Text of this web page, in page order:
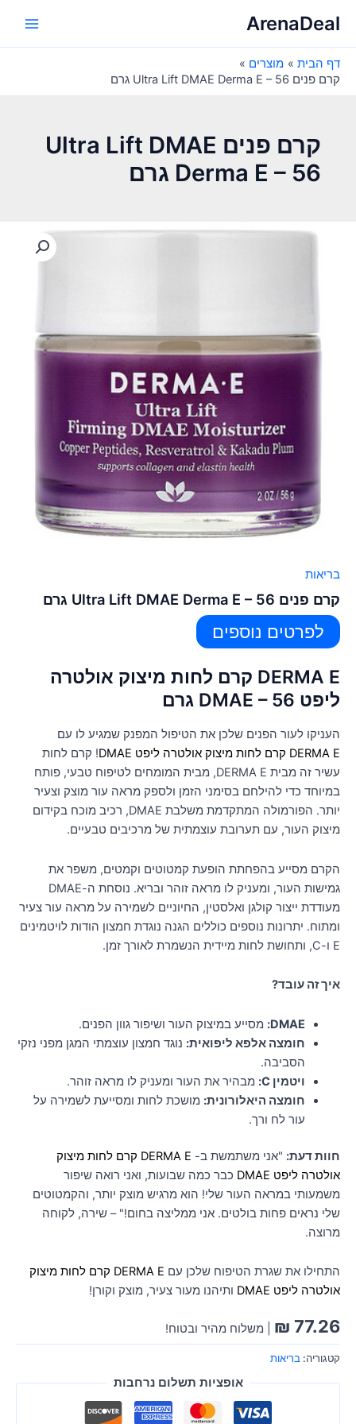
לתוכןArenaDeal
דף הבית
מוצרים
קרם פנים Ultra Lift DMAE Derma E – 56 גרם
קרם פנים Ultra Lift DMAE
Derma E – 56 גרם
בריאות
קרם פנים Ultra Lift DMAE Derma E – 56 גרם
לפרטים נוספים
DERMA E קרם לחות מיצוק אולטרה
ליפט DMAE – 56 גרם
העניקו לעור הפנים שלכן את הטיפול המפנק שמגיע לו עם
DERMA E קרם לחות מיצוק אולטרה ליפט DMAE
! קרם לחות
עשיר זה מבית DERMA E, מבית המומחים לטיפוח טבעי, פותח
במיוחד כדי להילחם בסימני הזמן ולספק מראה עור מוצק וצעיר
יותר. הפורמולה המתקדמת משלבת DMAE, רכיב מוכח בקידום
מיצוק העור, עם תערובת עוצמתית של מרכיבים טבעיים.
הקרם מסייע בהפחתת הופעת קמטוטים וקמטים, משפר את
גמישות העור, ומעניק לו מראה זוהר ובריא. נוסחת ה-DMAE
מעודדת ייצור קולגן ואלסטין, החיוניים לשמירה על מראה עור צעיר
ומתוח. יתרונות נוספים כוללים הגנה נוגדת חמצון הודות לויטמינים
E ו-C, ותחושת לחות מיידית הנשמרת לאורך זמן.
איך זה עובד?
DMAE: מסייע במיצוק העור ושיפור גוון הפנים.
חומצה אלפא ליפואית: נוגד חמצון עוצמתי המגן מפני נזקי
הסביבה.
ויטמין C:
מבהיר את העור ומעניק לו מראה זוהר.
חומצה היאלורונית: מושכת לחות ומסייעת לשמירה על
עור לח ורך.
חוות דעת: "אני משתמשת ב-
DERMA E קרם לחות מיצוק
אולטרה ליפט DMAE
כבר כמה שבועות, ואני רואה שיפור
משמעותי במראה העור שלי! הוא מרגיש מוצק יותר, והקמטוטים
שלי נראים פחות בולטים. אני ממליצה בחום!" – שירה, לקוחה
מרוצה.
התחילו את שגרת הטיפוח שלכן עם
DERMA E קרם לחות מיצוק
אולטרה ליפט DMAE
ותיהנו מעור צעיר, מוצק וקורן!
₪ 77.26 | משלוח מהיר ובטוח!
קטגוריה: בריאות
אופציות תשלום נרחבות